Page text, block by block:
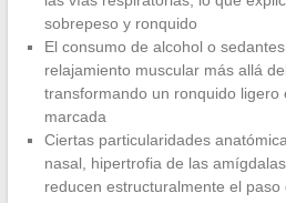
sobrepeso y ronquido
El consumo de alcohol o
relajamiento muscular más allá
transformando un ronquido ligero
marcada
Ciertas particularidades
nasal, hipertrofia de las
reducen estructuralmente el paso